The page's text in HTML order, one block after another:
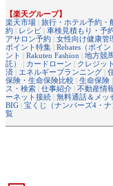
【楽天グループ】
楽天市場 | 旅行・ホテル予約・
約 | レシピ | 車検見積もり・予
アサロン予約 | 女性向け健康管
ポイント特集 | Rebates（ポイン
ント | Rakuten Fashion | 地方競
託）
| カードローン | クレジッ
済 | エネルギープランニング |
保険・生命保険比較 | 生命保険 |
ス・検索 | 仕事紹介 | 不動産情
ーネット接続 | 無料通話＆メッ
BIG | 宝くじ（ナンバーズ4・ナ
覧